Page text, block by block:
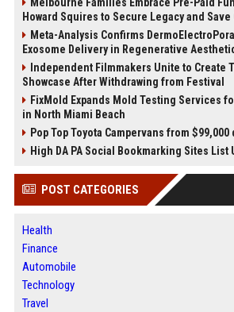
Melbourne Families Embrace Pre-Paid
Howard Squires to Secure Legacy and Save
Meta-Analysis Confirms
Exosome Delivery in Regenerative
Independent Filmmakers Unite to Create
Showcase After Withdrawing from Festival
FixMold Expands Mold Testing Services
in North Miami Beach
Pop Top Toyota Campervans from $99,000
High DA PA Social Bookmarking Sites List
POST CATEGORIES
Health
Finance
Automobile
Technology
Travel